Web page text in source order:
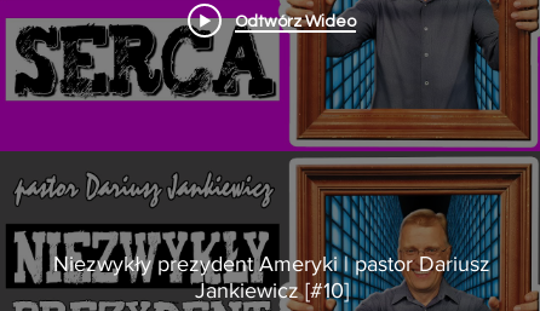
Odtwórz Wideo
Niezwykły prezydent Ameryki | pastor Dariusz
Jankiewicz [#10]